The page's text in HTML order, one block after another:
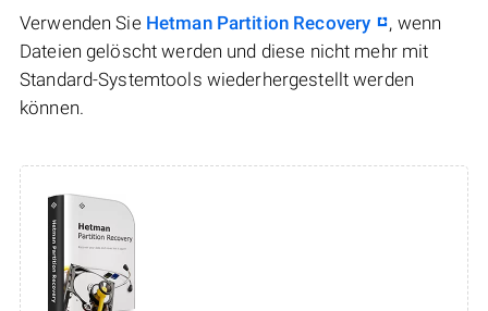
Verwenden Sie Hetman Partition Recovery
, wenn
Dateien gelöscht werden und diese nicht mehr mit
Standard-Systemtools wiederhergestellt werden
können.